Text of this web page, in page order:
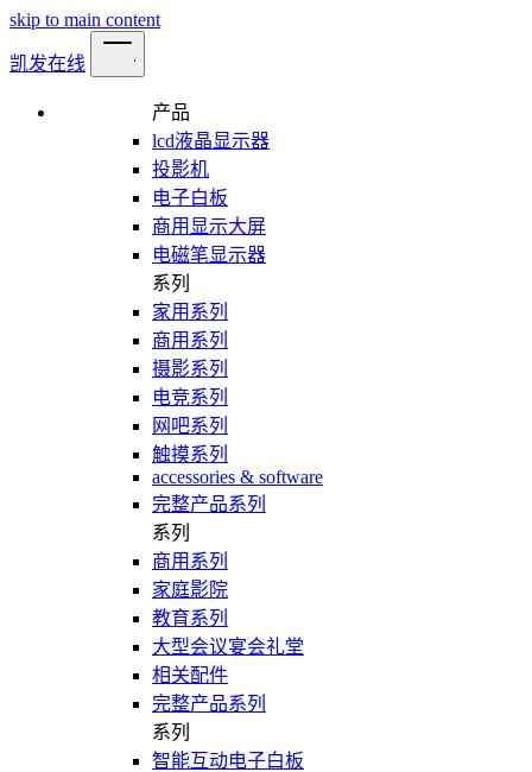
skip to main content
凯发在线
产品
lcd液晶显示器
投影机
电子白板
商用显示大屏
电磁笔显示器
系列
家用系列
商用系列
摄影系列
电竞系列
网吧系列
触摸系列
accessories & software
完整产品系列
系列
商用系列
家庭影院
教育系列
大型会议宴会礼堂
相关配件
完整产品系列
系列
智能互动电子白板